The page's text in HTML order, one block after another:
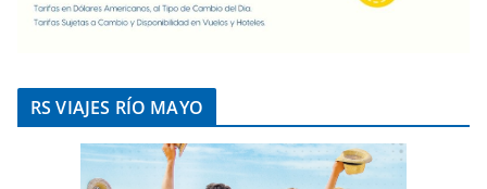
RS VIAJES RÍO MAYO